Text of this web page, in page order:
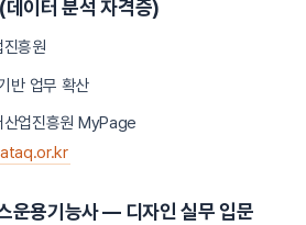
이터 분석 자격증)
흥원
반 업무 확산
산업진흥원 MyPage
운용기능사 — 디자인 실무 입문